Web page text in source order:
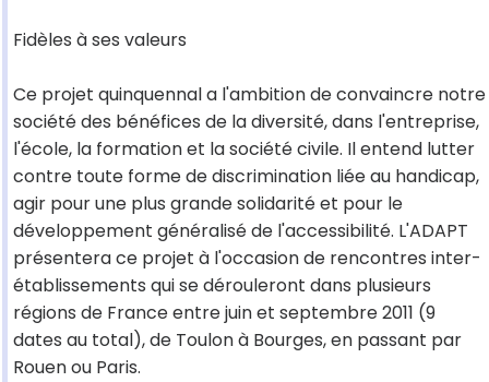
Fidèles à ses valeurs
Ce projet quinquennal a l'ambition de convaincre notre
société des bénéfices de la diversité, dans l'entreprise,
l'école, la formation et la société civile. Il entend lutter
contre toute forme de discrimination liée au handicap,
agir pour une plus grande solidarité et pour le
développement généralisé de l'accessibilité. L'ADAPT
présentera ce projet à l'occasion de rencontres inter-
établissements qui se dérouleront dans plusieurs
régions de France entre juin et septembre 2011 (9
dates au total), de Toulon à Bourges, en passant par
Rouen ou Paris.